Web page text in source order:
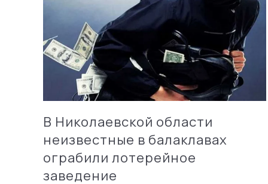
В Николаевской области
неизвестные в балаклавах
ограбили лотерейное
заведение